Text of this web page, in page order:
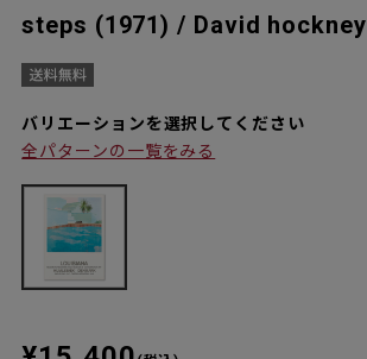
steps (1971) / David hockney
バリエーションを選択してください
全パターンの一覧をみる